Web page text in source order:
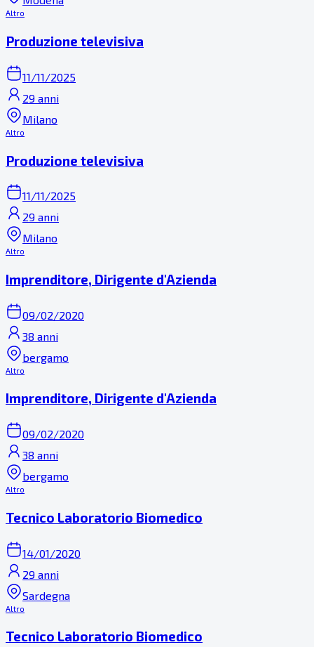
Altro
Produzione televisiva
11/11/2025
29 anni
Milano
Altro
Produzione televisiva
11/11/2025
29 anni
Milano
Altro
Imprenditore, Dirigente d'Azienda
09/02/2020
38 anni
bergamo
Altro
Imprenditore, Dirigente d'Azienda
09/02/2020
38 anni
bergamo
Altro
Tecnico Laboratorio Biomedico
14/01/2020
29 anni
Sardegna
Altro
Tecnico Laboratorio Biomedico